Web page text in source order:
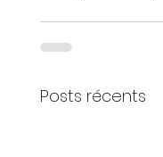
Posts récents